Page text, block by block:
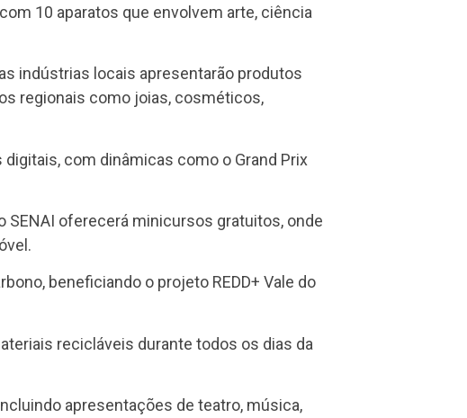
10 aparatos que envolvem arte, ciência
indústrias locais apresentarão produtos
regionais como joias, cosméticos,
digitais, com dinâmicas como o Grand Prix
SENAI oferecerá minicursos gratuitos, onde
beneficiando o projeto REDD+ Vale do
recicláveis durante todos os dias da
apresentações de teatro, música,